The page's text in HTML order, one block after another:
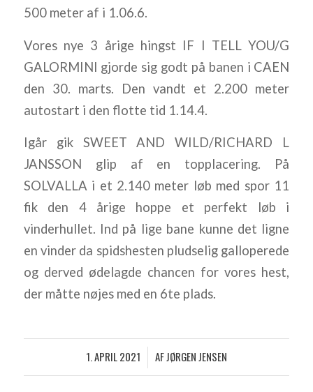
500 meter af i 1.06.6.
Vores nye 3 årige hingst IF I TELL YOU/G
GALORMINI gjorde sig godt på banen i CAEN
den 30. marts. Den vandt et 2.200 meter
autostart i den flotte tid 1.14.4.
Igår gik SWEET AND WILD/RICHARD L
JANSSON glip af en topplacering. På
SOLVALLA i et 2.140 meter løb med spor 11
fik den 4 årige hoppe et perfekt løb i
vinderhullet. Ind på lige bane kunne det ligne
en vinder da spidshesten pludselig galloperede
og derved ødelagde chancen for vores hest,
der måtte nøjes med en 6te plads.
1. APRIL 2021
/ AFJØRGEN JENSEN